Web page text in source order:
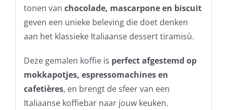
tonen van chocolade, mascarpone en biscuit
geven een unieke beleving die doet denken
aan het klassieke Italiaanse dessert tiramisù.
Deze gemalen koffie is perfect afgestemd op
mokkapotjes, espressomachines en
cafetières, en brengt de sfeer van een
Italiaanse koffiebar naar jouw keuken.